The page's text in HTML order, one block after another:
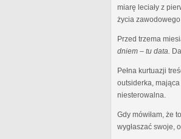
miarę leciały z
życia
Przed trzema
dniem – tu data.
Pełna kurtuazji
outsiderka,
niesterowalna.
Gdy mówiłam, że
wygłaszać swoje,